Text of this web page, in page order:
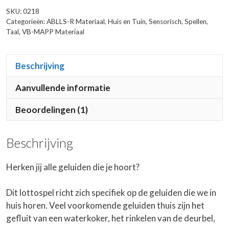
SKU:0218
Categorieën:ABLLS-R Materiaal, Huis en Tuin, Sensorisch, Spellen,
Taal, VB-MAPP Materiaal
Beschrijving
Aanvullende informatie
Beoordelingen (1)
Beschrijving
Herken jij alle geluiden die je hoort?
Dit lottospel richt zich specifiek op de geluiden die we in
huis horen. Veel voorkomende geluiden thuis zijn het
gefluit van een waterkoker, het rinkelen van de deurbel,